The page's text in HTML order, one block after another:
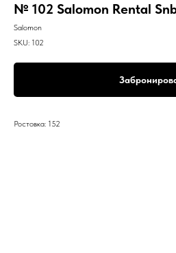
№ 102 Salomon Rental
Salomon
SKU: 102
Ростовка: 152